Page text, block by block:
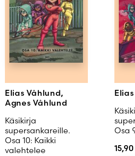
Elias Våhlund,
Agnes Våhlund
Käsikirja
supersankareille.
Osa 10: Kaikki
valehtelee
Osa
15,90